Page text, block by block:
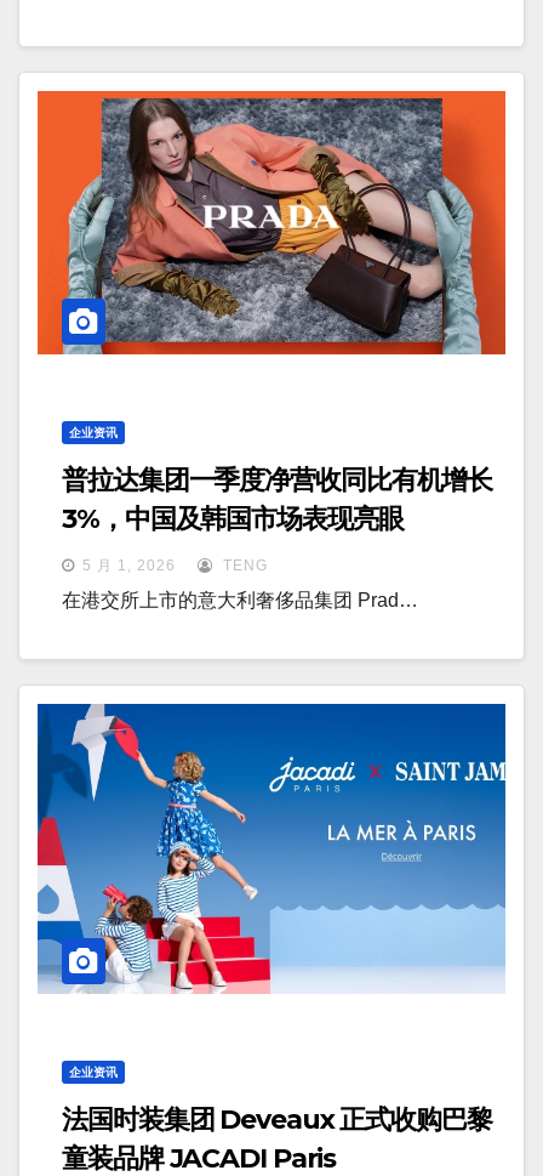
企业资讯
普拉达集团一季度净营收同比有机增长
3%，中国及韩国市场表现亮眼
5 月 1, 2026 TENG
在港交所上市的意大利奢侈品集团 Prad…
企业资讯
法国时装集团 Deveaux 正式收购巴黎
童装品牌 JACADI Paris